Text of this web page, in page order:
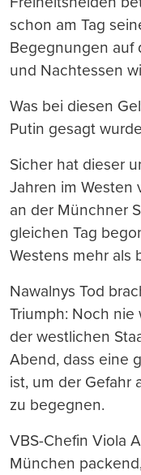
schon am Tag
Begegnungen auf
und Nachtessen
Was bei diesen
Putin gesagt
Sicher hat dieser
Jahren im Westen
an der Münchner
gleichen Tag
Westens mehr als
Nawalnys Tod
Triumph: Noch
der westlichen
Abend, dass eine
ist, um der Gefahr
zu begegnen.
VBS-Chefin Viola
München